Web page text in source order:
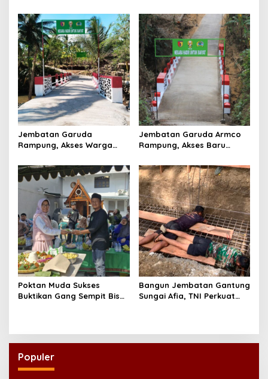
Pulih
Hasil Panen Kian Lancar
Jembatan Garuda
Rampung, Akses Warga
Pertanian Kian Lancar
Jembatan Garuda Armco
Rampung, Akses Baru
Dongkrak Mobilitas dan
Ekonomi Warga
Poktan Muda Sukses
Buktikan Gang Sempit Bisa
Bangun Jembatan Gantung
Sungai Afia, TNI Perkuat
Populer